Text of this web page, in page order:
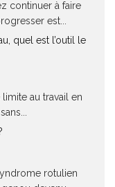
continuer à faire
est...
quel est l’outil le
au travail en
rotulien